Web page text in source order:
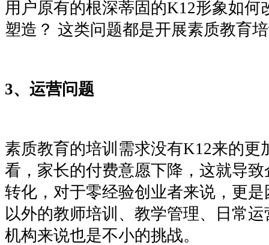
用户原有的根深蒂固的K12形象如何
塑造？ 这类问题都是开展素质教育
3、 运营问题
素质教育的培训需求没有K12来的更
看， 家长的付费意愿下降，这就导
转化，对于零经验创业者来说，更
以外的教师培训、教学管理、日常
机构来说也是不小的挑战。